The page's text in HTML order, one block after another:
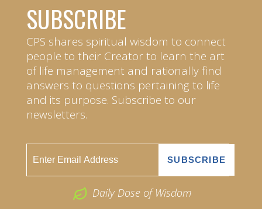
SUBSCRIBE
CPS shares spiritual wisdom to connect
people to their Creator to learn the art
of life management and rationally find
answers to questions pertaining to life
and its purpose. Subscribe to our
newsletters.
Daily Dose of Wisdom